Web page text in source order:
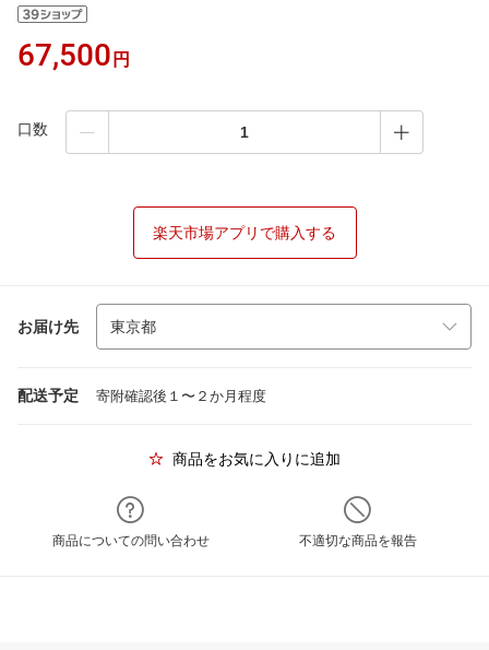
67,500 円
口数
楽天市場アプリで購入する
お届け先
配送予定 寄附確認後１〜２か月程度
商品をお気に入りに追加
商品についての問い合わせ 不適切な商品を報告